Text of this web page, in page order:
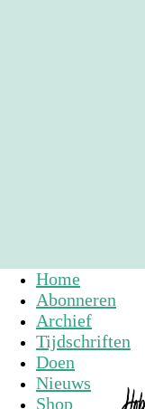
Home
Abonneren
Archief
Tijdschriften
Doen
Nieuws
Shop